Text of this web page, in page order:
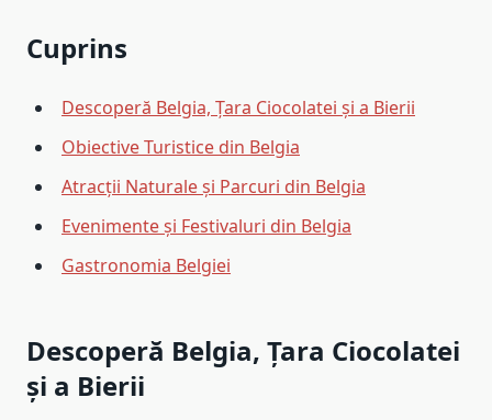
Cuprins
Descoperă Belgia, Țara Ciocolatei și a Bierii
Obiective Turistice din Belgia
Atracții Naturale și Parcuri din Belgia
Evenimente și Festivaluri din Belgia
Gastronomia Belgiei
Descoperă Belgia, Țara Ciocolatei
și a Bierii